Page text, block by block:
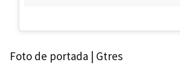
Foto de portada | Gtres